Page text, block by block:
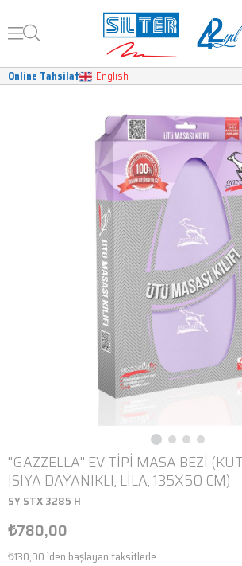
Online Tahsilat English
''GAZZELLA'' EV TİPİ MASA BEZİ
ISIYA DAYANIKLI, LİLA, 135X50 CM)
SY STX 3285 H
₺780,00
₺130,00`den başlayan taksitlerle